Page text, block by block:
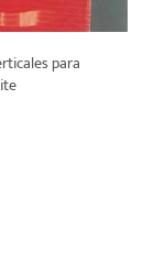
para